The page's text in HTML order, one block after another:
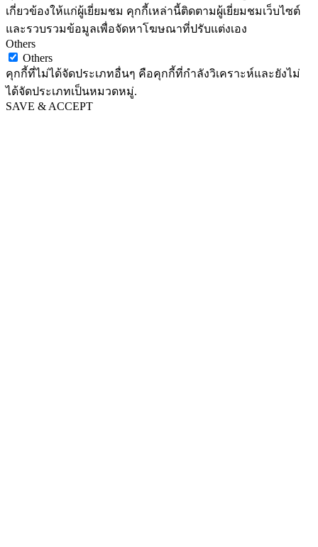
เกี่ยวข้องให้แก่ผู้เยี่ยมชม คุกกี้เหล่านี้ติดตามผู้เยี่ยมชมเว็บไซต์
และรวบรวมข้อมูลเพื่อจัดหาโฆษณาที่ปรับแต่งเอง
Others
Others
คุกกี้ที่ไม่ได้จัดประเภทอื่นๆ คือคุกกี้ที่กำลังวิเคราะห์และยังไม่
ได้จัดประเภทเป็นหมวดหมู่.
SAVE & ACCEPT